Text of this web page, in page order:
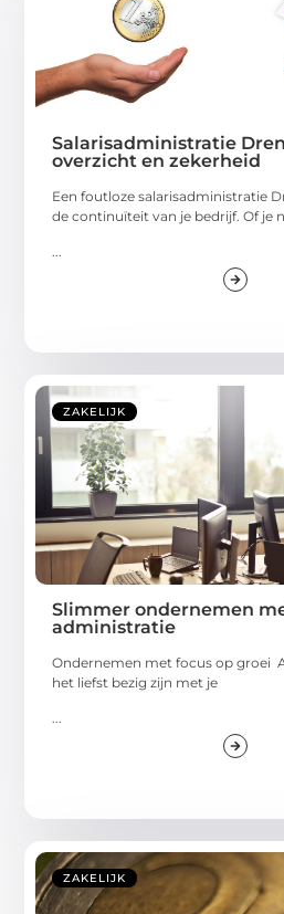
Salarisadministratie
overzicht en zekerheid
Een foutloze salarisadministratie
de continuïteit van je bedrijf. Of je
ZAKELIJK
Slimmer ondernemen
administratie
Ondernemen met focus op groei
het liefst bezig zijn met je
...
ZAKELIJK